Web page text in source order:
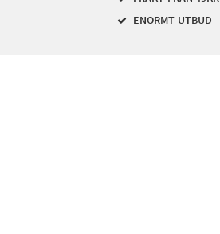
ENORMT UTBUD